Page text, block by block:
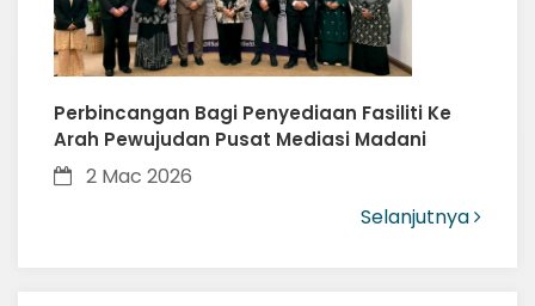
Perbincangan Bagi Penyediaan Fasiliti Ke
Arah Pewujudan Pusat Mediasi Madani
2 Mac 2026
Selanjutnya